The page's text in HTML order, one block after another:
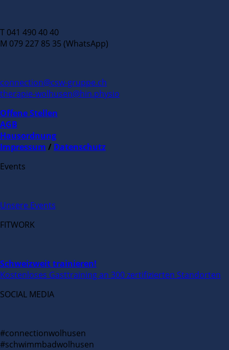
T 041 490 40 40
M 079 227 85 35 (WhatsApp)
connection@csw-gruppe.ch
therapie-wolhusen@hin.physio
Offene Stellen
AGB
Hausordnung
Impressum / Datenschutz
Events
Unsere Events
FITWORK
Schweizweit trainieren!
Kostenloses Gasttraining an 300 zertifizierten Standorten
SOCIAL MEDIA
#connectionwolhusen
#schwimmbadwolhusen